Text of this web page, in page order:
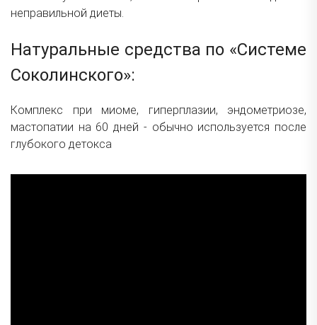
неправильной диеты.
Натуральные средства по «Системе
Соколинского»:
Комплекс при миоме, гиперплазии, эндометриозе,
мастопатии на 60 дней - обычно используется после
глубокого детокса